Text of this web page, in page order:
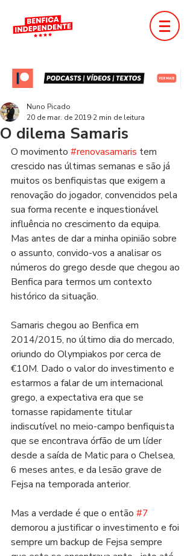
O dilema Samaris
Nuno Picado
20 de mar. de 2019 2 min de leitura
O movimento #renovasamaris tem
crescido nas últimas semanas e são já
muitos os benfiquistas que exigem a
renovação do jogador, convencidos pela
sua forma recente e inquestionável
influência no crescimento da equipa.
Mas antes de dar a minha opinião sobre
o assunto, convido-vos a analisar os
números do grego desde que chegou ao
Benfica para termos um contexto
histórico da situação.
Samaris chegou ao Benfica em
2014/2015, no último dia do mercado,
oriundo do Olympiakos por cerca de
€10M. Dado o valor do investimento e
estarmos a falar de um internacional
grego, a expectativa era que se
tornasse rapidamente titular
indiscutível no meio-campo benfiquista
que se encontrava órfão de um líder
desde a saída de Matic para o Chelsea,
6 meses antes, e da lesão grave de
Fejsa na temporada anterior.
Mas a verdade é que o então #7
demorou a justificar o investimento e foi
sempre um backup de Fejsa sempre